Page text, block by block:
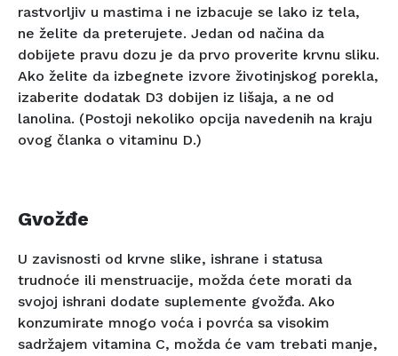
rastvorljiv u mastima i ne izbacuje se lako iz tela,
ne želite da preterujete. Jedan od načina da
dobijete pravu dozu je da prvo proverite krvnu sliku.
Ako želite da izbegnete izvore životinjskog porekla,
izaberite dodatak D3 dobijen iz lišaja, a ne od
lanolina. (Postoji nekoliko opcija navedenih na kraju
ovog članka o vitaminu D.)
Gvožđe
U zavisnosti od krvne slike, ishrane i statusa
trudnoće ili menstruacije, možda ćete morati da
svojoj ishrani dodate suplemente gvožđa. Ako
konzumirate mnogo voća i povrća sa visokim
sadržajem vitamina C, možda će vam trebati manje,